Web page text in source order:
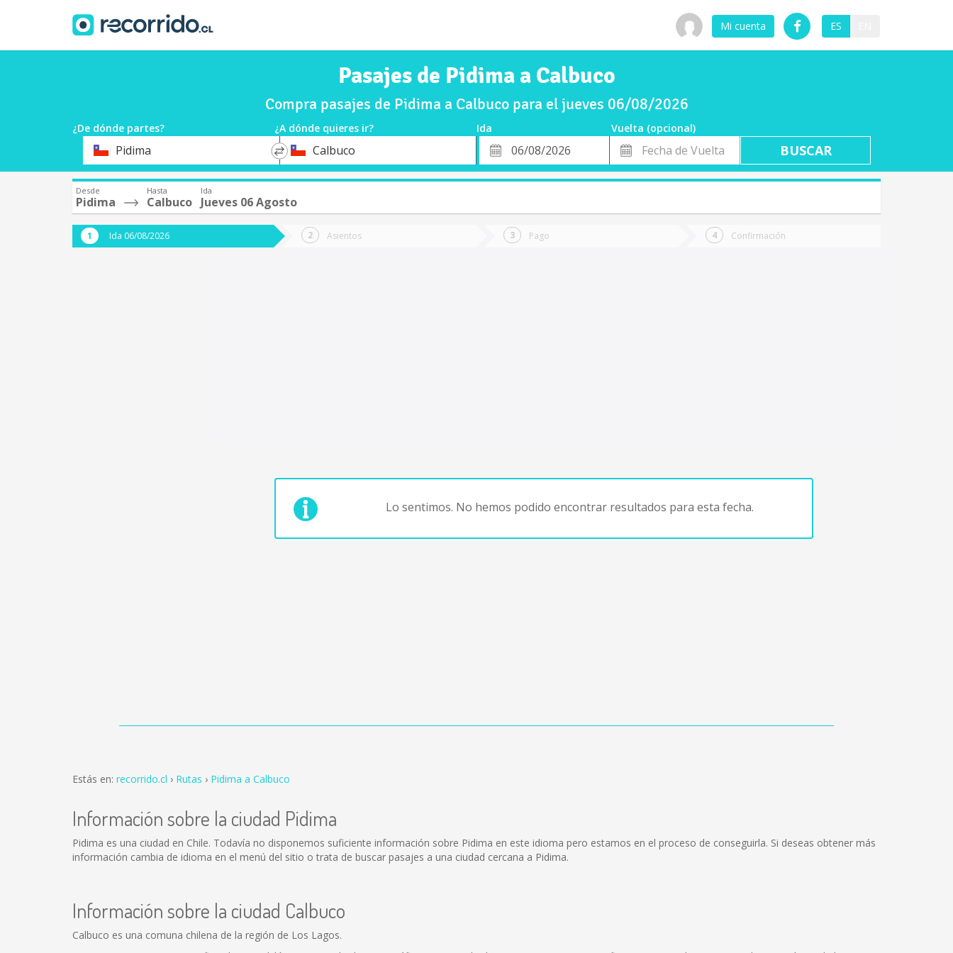
Mi cuenta ES
Pasajes de Pidima a Calbuco
Compra pasajes de Pidima a Calbuco para el jueves 06/08/2026
¿De dónde partes? ¿A dónde quieres ir? Ida
Vuelta (opcional)
OrigenPidima
*
DestinoCalbuco
Fecha
de
Fecha
de
Vuelta
Desde
Pidima
Hasta
Calbuco
Ida
Jueves 06 Agosto
Ida 06/08/2026 Asientos Pago Confirmación
Lo sentimos. No hemos podido encontrar resultados para esta fecha.
Estás en: recorrido.cl Rutas Pidima a Calbuco
Información sobre la ciudad Pidima
Pidima es una ciudad en Chile. Todavía no disponemos suficiente información sobre Pidima en este idioma pero estamos en el proceso de conseguirla. Si deseas obtener más
información cambia de idioma en el menú del sitio o trata de buscar pasajes a una ciudad cercana a Pidima.
Información sobre la ciudad Calbuco
Calbuco es una comuna chilena de la región de Los Lagos.